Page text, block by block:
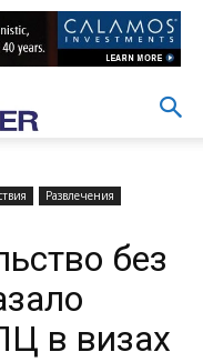
Развлечения
без
в визах